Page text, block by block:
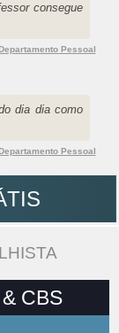
consegue
Pessoal
dia dia como
Pessoal
CBS